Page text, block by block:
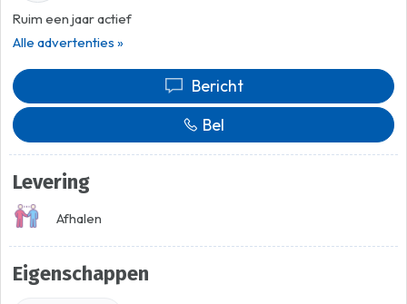
Ruim een jaar actief
Alle advertenties »
Bericht
Bel
Levering
Afhalen
Eigenschappen